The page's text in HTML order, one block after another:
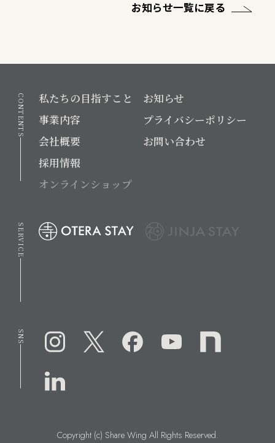
お知らせ一覧に戻る
CONTENTS
私たちの目指すこと
事業内容
会社概要
採用情報
オンラインショップ
お知らせ
プライバシーポリシー
お問い合わせ
SERVICE
SNS
Copyright (c) Share Wing All Rights Reserved.